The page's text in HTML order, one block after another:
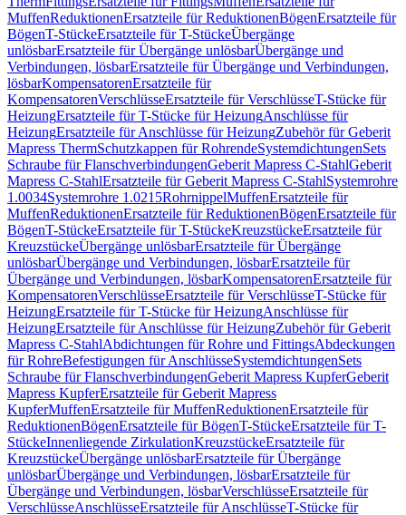
MuffenReduktionenErsatzteile für ReduktionenBögenErsatzteile für
BögenT-StückeErsatzteile für T-StückeÜbergänge
unlösbarErsatzteile für Übergänge unlösbarÜbergänge und
Verbindungen, lösbarErsatzteile für Übergänge und Verbindungen,
lösbarKompensatorenErsatzteile für
KompensatorenVerschlüsseErsatzteile für VerschlüsseT-Stücke für
HeizungErsatzteile für T-Stücke für HeizungAnschlüsse für
HeizungErsatzteile für Anschlüsse für HeizungZubehör für Geberit
Mapress ThermSchutzkappen für RohrendeSystemdichtungenSets
Schraube für FlanschverbindungenGeberit Mapress C-StahlGeberit
Mapress C-StahlErsatzteile für Geberit Mapress C-StahlSystemrohre
1.0034Systemrohre 1.0215RohrnippelMuffenErsatzteile für
MuffenReduktionenErsatzteile für ReduktionenBögenErsatzteile für
BögenT-StückeErsatzteile für T-StückeKreuzstückeErsatzteile für
KreuzstückeÜbergänge unlösbarErsatzteile für Übergänge
unlösbarÜbergänge und Verbindungen, lösbarErsatzteile für
Übergänge und Verbindungen, lösbarKompensatorenErsatzteile für
KompensatorenVerschlüsseErsatzteile für VerschlüsseT-Stücke für
HeizungErsatzteile für T-Stücke für HeizungAnschlüsse für
HeizungErsatzteile für Anschlüsse für HeizungZubehör für Geberit
Mapress C-StahlAbdichtungen für Rohre und FittingsAbdeckungen
für RohreBefestigungen für AnschlüsseSystemdichtungenSets
Schraube für FlanschverbindungenGeberit Mapress KupferGeberit
Mapress KupferErsatzteile für Geberit Mapress
KupferMuffenErsatzteile für MuffenReduktionenErsatzteile für
ReduktionenBögenErsatzteile für BögenT-StückeErsatzteile für T-
StückeInnenliegende ZirkulationKreuzstückeErsatzteile für
KreuzstückeÜbergänge unlösbarErsatzteile für Übergänge
unlösbarÜbergänge und Verbindungen, lösbarErsatzteile für
Übergänge und Verbindungen, lösbarVerschlüsseErsatzteile für
VerschlüsseAnschlüsseErsatzteile für AnschlüsseT-Stücke für